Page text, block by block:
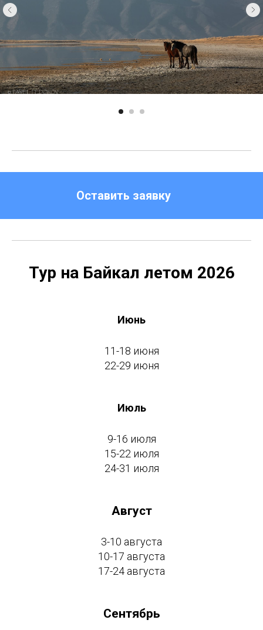
Оставить заявку
Тур на Байкал летом 2026
Июнь
11-18 июня
22-29 июня
Июль
9-16 июля
15-22 июля
24-31 июля
Август
3-10 августа
10-17 августа
17-24 августа
Сентябрь